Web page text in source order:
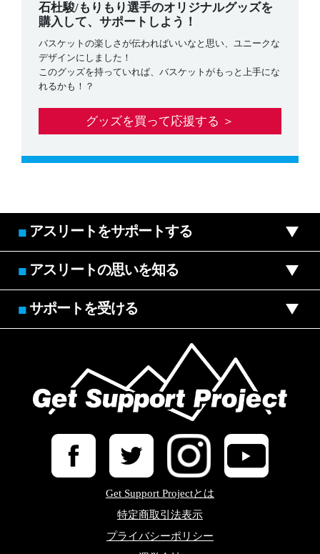
石杜駿/もりもり選手のオリジナルグッズを
購入して、サポートしよう！
バスケットの楽しさが伝わればいいなと思い、ユニークな
デザインにしました！
このグッズを持っていれば、バスケットがもっと上手にな
れるかも！？
グッズを買って応援する ＞
■ アスリートをサポートする
■ アスリートの思いを知る
■サポートを受ける
Get Support Projectとは
特定商取引法表示
プライバシーポリシー